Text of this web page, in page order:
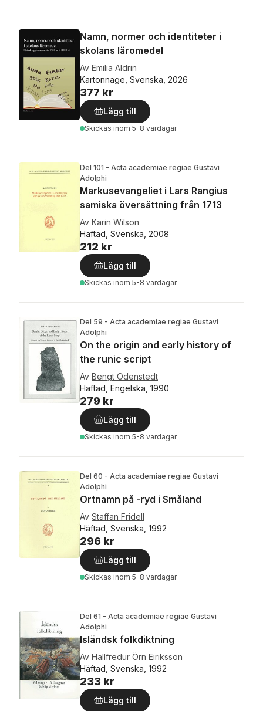
Namn, normer och identiteter i
skolans läromedel
Av Emilia Aldrin
Kartonnage, Svenska, 2026
377 kr
Lägg till
Skickas inom 5-8 vardagar
Del 101 - Acta academiae regiae Gustavi
Adolphi
Markusevangeliet i Lars Rangius
samiska översättning från 1713
Av Karin Wilson
Häftad, Svenska, 2008
212 kr
Lägg till
Skickas inom 5-8 vardagar
Del 59 - Acta academiae regiae Gustavi
Adolphi
On the origin and early history of
the runic script
Av Bengt Odenstedt
Häftad, Engelska, 1990
279 kr
Lägg till
Skickas inom 5-8 vardagar
Del 60 - Acta academiae regiae Gustavi
Adolphi
Ortnamn på -ryd i Småland
Av Staffan Fridell
Häftad, Svenska, 1992
296 kr
Lägg till
Skickas inom 5-8 vardagar
Del 61 - Acta academiae regiae Gustavi
Adolphi
Isländsk folkdiktning
Av Hallfredur Örn Eiriksson
Häftad, Svenska, 1992
233 kr
Lägg till